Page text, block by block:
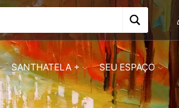
SANTHATELA + SEU ESPAÇO